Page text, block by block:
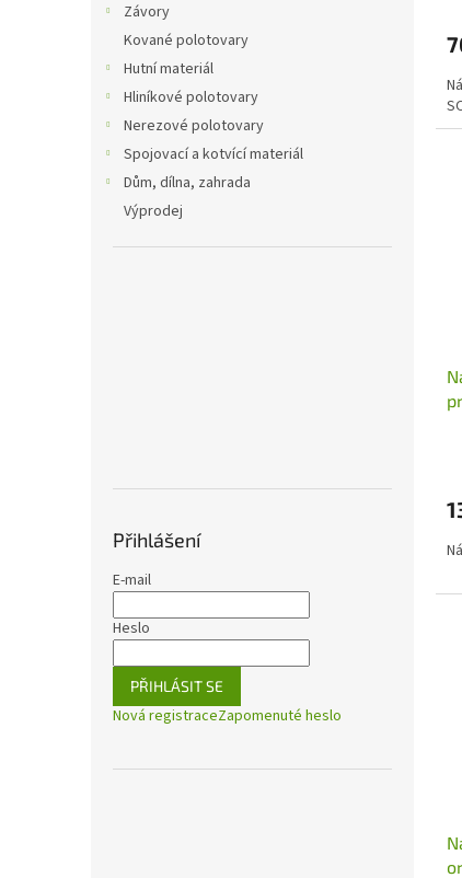
Závory
Kované polotovary
Hutní materiál
Hliníkové polotovary
Nerezové polotovary
Spojovací a kotvící materiál
Dům, dílna, zahrada
Výprodej
Přihlášení
E-mail
Heslo
PŘIHLÁSIT SE
Nová registraceZapomenuté heslo